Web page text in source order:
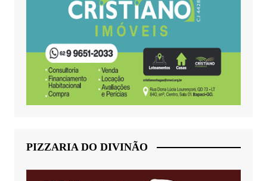
PIZZARIA DO DIVINÃO